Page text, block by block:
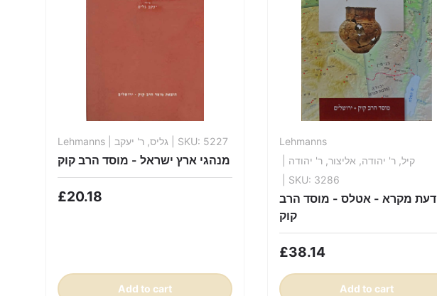
Lehmanns | גליס, ר' יעקב | SKU: 5227
מנהגי ארץ ישראל - מוסד הרב קוק
£20.18
Add to cart
Lehmanns
| קיל, ר' יהודה, אליצור, ר' יהודה
| SKU: 3286
דעת מקרא - אטלס - מוסד הרב
קוק
£38.14
Add to cart